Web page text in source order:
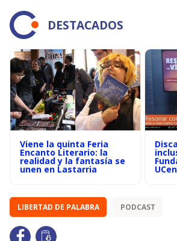
DESTACADOS
Viene la quinta Feria
Encanto Literario: la
realidad y la fantasía se
unen en Lastarria
LIBERTAD DE PALABRA PODCAST